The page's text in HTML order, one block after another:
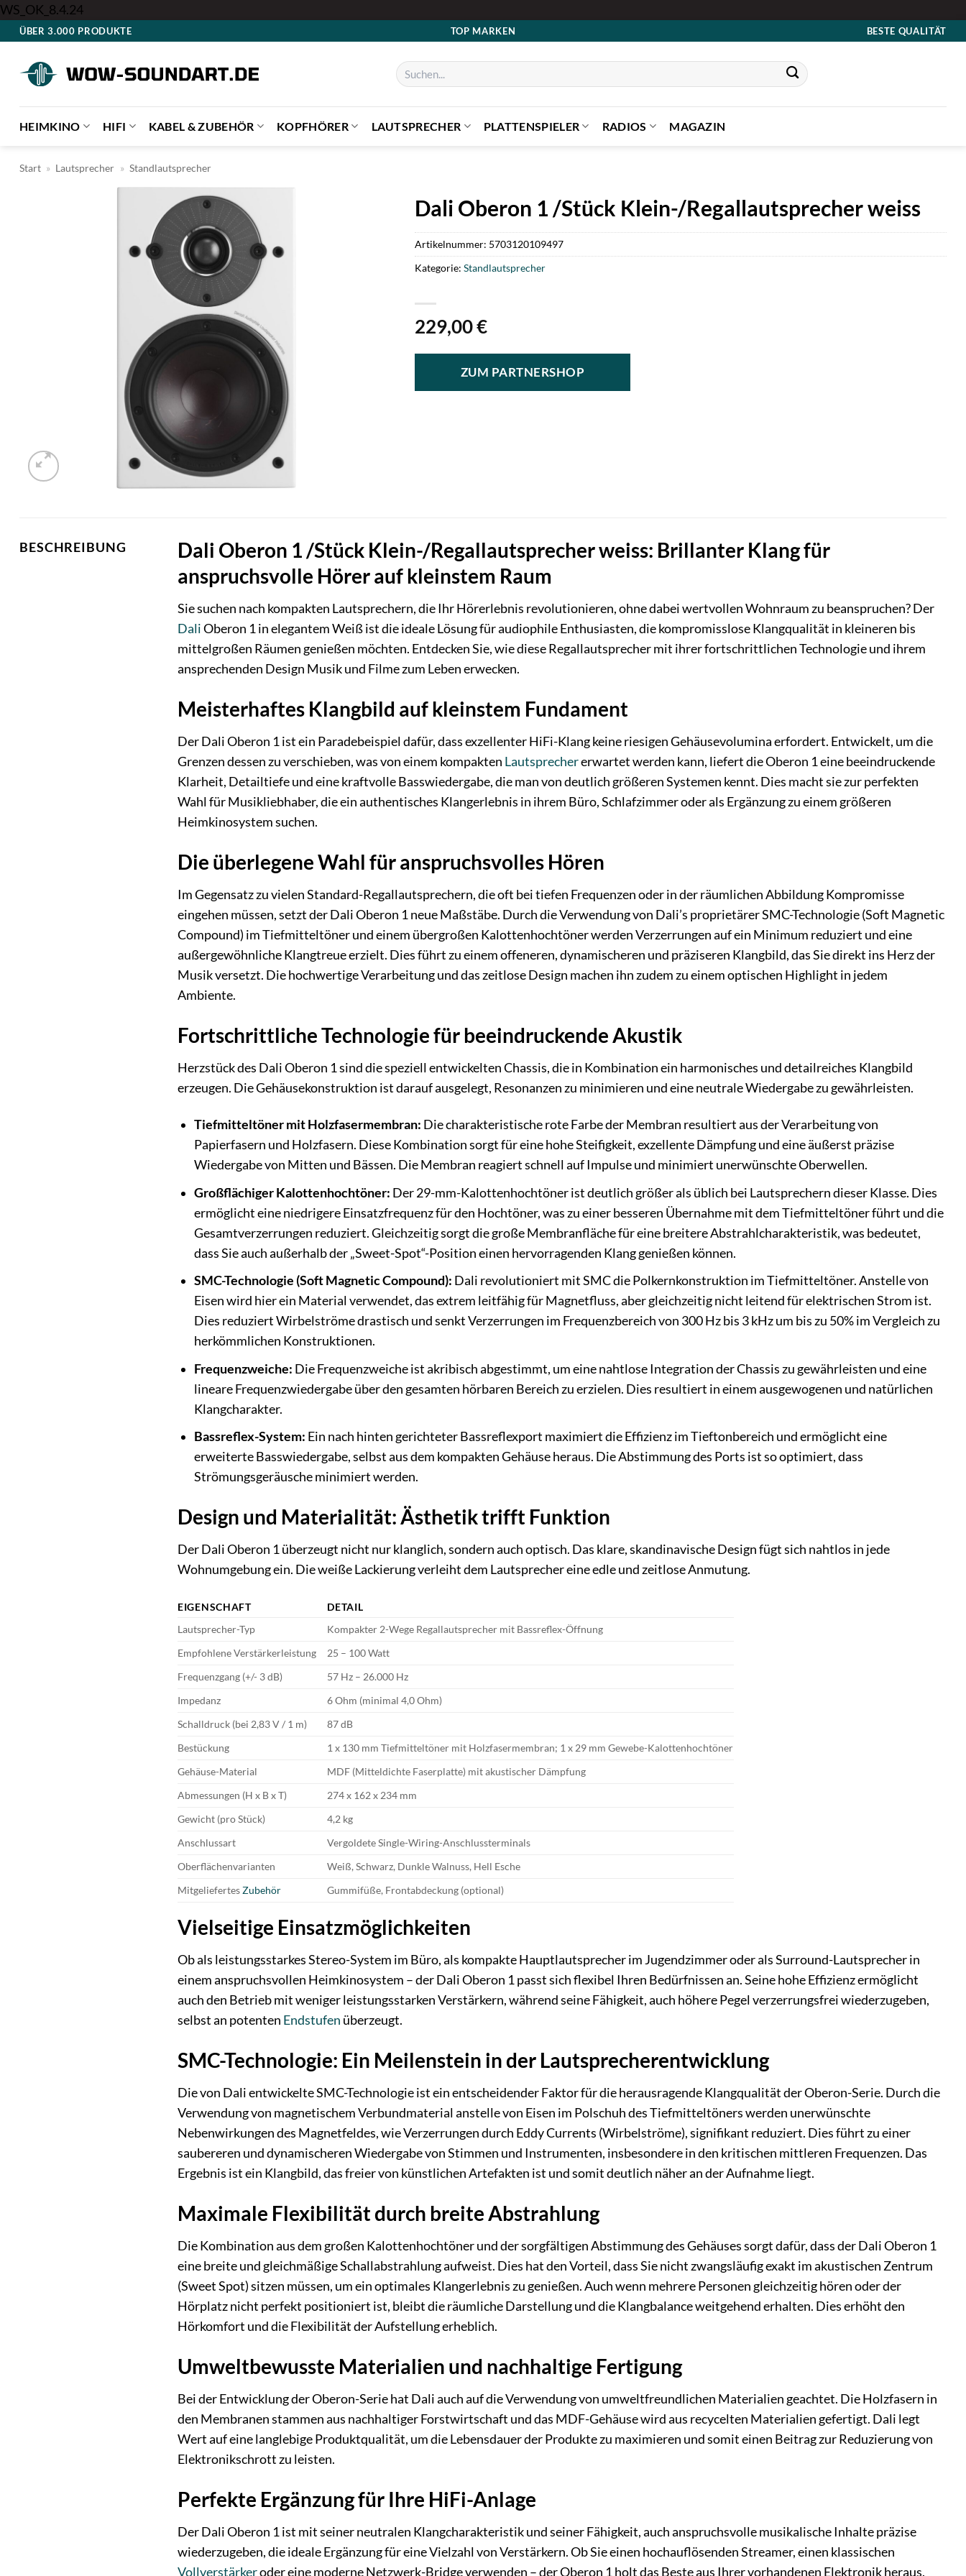
WS_OK_8.4.24Zum
Inhalt
ÜBER 3.000 PRODUKTE TOP MARKEN BESTE QUALITÄT
Suchen
nach:
HEIMKINO HIFI KABEL & ZUBEHÖR KOPFHÖRER LAUTSPRECHER PLATTENSPIELER RADIOS MAGAZIN
Start » Lautsprecher » Standlautsprecher
Dali Oberon 1 /Stück Klein-/Regallautsprecher weiss
229,00€
ZUM PARTNERSHOP
Artikelnummer: 5703120109497
Kategorie: Standlautsprecher
BESCHREIBUNG
Dali Oberon 1 /Stück Klein-/Regallautsprecher weiss: Brillanter Klang für
anspruchsvolle Hörer auf kleinstem Raum
Sie suchen nach kompakten Lautsprechern, die Ihr Hörerlebnis revolutionieren, ohne dabei wertvollen Wohnraum zu beanspruchen? Der
DaliOberon 1 in elegantem Weiß ist die ideale Lösung für audiophile Enthusiasten, die kompromisslose Klangqualität in kleineren bis
mittelgroßen Räumen genießen möchten. Entdecken Sie, wie diese Regallautsprecher mit ihrer fortschrittlichen Technologie und ihrem
ansprechenden Design Musik und Filme zum Leben erwecken.
Meisterhaftes Klangbild auf kleinstem Fundament
Der Dali Oberon 1 ist ein Paradebeispiel dafür, dass exzellenter HiFi-Klang keine riesigen Gehäusevolumina erfordert. Entwickelt, um die
Grenzen dessen zu verschieben, was von einem kompakten Lautsprechererwartet werden kann, liefert die Oberon 1 eine beeindruckende
Klarheit, Detailtiefe und eine kraftvolle Basswiedergabe, die man von deutlich größeren Systemen kennt. Dies macht sie zur perfekten
Wahl für Musikliebhaber, die ein authentisches Klangerlebnis in ihrem Büro, Schlafzimmer oder als Ergänzung zu einem größeren
Heimkinosystem suchen.
Die überlegene Wahl für anspruchsvolles Hören
Im Gegensatz zu vielen Standard-Regallautsprechern, die oft bei tiefen Frequenzen oder in der räumlichen Abbildung Kompromisse
eingehen müssen, setzt der Dali Oberon 1 neue Maßstäbe. Durch die Verwendung von Dali’s proprietärer SMC-Technologie (Soft Magnetic
Compound) im Tiefmitteltöner und einem übergroßen Kalottenhochtöner werden Verzerrungen auf ein Minimum reduziert und eine
außergewöhnliche Klangtreue erzielt. Dies führt zu einem offeneren, dynamischeren und präziseren Klangbild, das Sie direkt ins Herz der
Musik versetzt. Die hochwertige Verarbeitung und das zeitlose Design machen ihn zudem zu einem optischen Highlight in jedem
Ambiente.
Fortschrittliche Technologie für beeindruckende Akustik
Herzstück des Dali Oberon 1 sind die speziell entwickelten Chassis, die in Kombination ein harmonisches und detailreiches Klangbild
erzeugen. Die Gehäusekonstruktion ist darauf ausgelegt, Resonanzen zu minimieren und eine neutrale Wiedergabe zu gewährleisten.
Tiefmitteltöner mit Holzfasermembran: Die charakteristische rote Farbe der Membran resultiert aus der Verarbeitung von
Papierfasern und Holzfasern. Diese Kombination sorgt für eine hohe Steifigkeit, exzellente Dämpfung und eine äußerst präzise
Wiedergabe von Mitten und Bässen. Die Membran reagiert schnell auf Impulse und minimiert unerwünschte Oberwellen.
Großflächiger Kalottenhochtöner: Der 29-mm-Kalottenhochtöner ist deutlich größer als üblich bei Lautsprechern dieser Klasse. Dies
ermöglicht eine niedrigere Einsatzfrequenz für den Hochtöner, was zu einer besseren Übernahme mit dem Tiefmitteltöner führt und die
Gesamtverzerrungen reduziert. Gleichzeitig sorgt die große Membranfläche für eine breitere Abstrahlcharakteristik, was bedeutet,
dass Sie auch außerhalb der „Sweet-Spot“-Position einen hervorragenden Klang genießen können.
SMC-Technologie (Soft Magnetic Compound): Dali revolutioniert mit SMC die Polkernkonstruktion im Tiefmitteltöner. Anstelle von
Eisen wird hier ein Material verwendet, das extrem leitfähig für Magnetfluss, aber gleichzeitig nicht leitend für elektrischen Strom ist.
Dies reduziert Wirbelströme drastisch und senkt Verzerrungen im Frequenzbereich von 300 Hz bis 3 kHz um bis zu 50% im Vergleich zu
herkömmlichen Konstruktionen.
Frequenzweiche: Die Frequenzweiche ist akribisch abgestimmt, um eine nahtlose Integration der Chassis zu gewährleisten und eine
lineare Frequenzwiedergabe über den gesamten hörbaren Bereich zu erzielen. Dies resultiert in einem ausgewogenen und natürlichen
Klangcharakter.
Bassreflex-System: Ein nach hinten gerichteter Bassreflexport maximiert die Effizienz im Tieftonbereich und ermöglicht eine
erweiterte Basswiedergabe, selbst aus dem kompakten Gehäuse heraus. Die Abstimmung des Ports ist so optimiert, dass
Strömungsgeräusche minimiert werden.
Design und Materialität: Ästhetik trifft Funktion
Der Dali Oberon 1 überzeugt nicht nur klanglich, sondern auch optisch. Das klare, skandinavische Design fügt sich nahtlos in jede
Wohnumgebung ein. Die weiße Lackierung verleiht dem Lautsprecher eine edle und zeitlose Anmutung.
EIGENSCHAFT
DETAIL
Lautsprecher-Typ
Kompakter 2-Wege Regallautsprecher mit Bassreflex-Öffnung
Empfohlene Verstärkerleistung
25 – 100 Watt
Frequenzgang (+/- 3 dB)
57 Hz – 26.000 Hz
Impedanz
6 Ohm (minimal 4,0 Ohm)
Schalldruck (bei 2,83 V / 1 m)
87 dB
Bestückung
1 x 130 mm Tiefmitteltöner mit Holzfasermembran; 1 x 29 mm Gewebe-Kalottenhochtöner
Gehäuse-Material
MDF (Mitteldichte Faserplatte) mit akustischer Dämpfung
Abmessungen (H x B x T)
274 x 162 x 234 mm
Gewicht (pro Stück)
4,2 kg
Anschlussart
Vergoldete Single-Wiring-Anschlussterminals
Oberflächenvarianten
Weiß, Schwarz, Dunkle Walnuss, Hell Esche
MitgeliefertesZubehör Gummifüße, Frontabdeckung (optional)
Vielseitige Einsatzmöglichkeiten
Ob als leistungsstarkes Stereo-System im Büro, als kompakte Hauptlautsprecher im Jugendzimmer oder als Surround-Lautsprecher in
einem anspruchsvollen Heimkinosystem – der Dali Oberon 1 passt sich flexibel Ihren Bedürfnissen an. Seine hohe Effizienz ermöglicht
auch den Betrieb mit weniger leistungsstarken Verstärkern, während seine Fähigkeit, auch höhere Pegel verzerrungsfrei wiederzugeben,
selbst an potenten Endstufen überzeugt.
SMC-Technologie: Ein Meilenstein in der Lautsprecherentwicklung
Die von Dali entwickelte SMC-Technologie ist ein entscheidender Faktor für die herausragende Klangqualität der Oberon-Serie. Durch die
Verwendung von magnetischem Verbundmaterial anstelle von Eisen im Polschuh des Tiefmitteltöners werden unerwünschte
Nebenwirkungen des Magnetfeldes, wie Verzerrungen durch Eddy Currents (Wirbelströme), signifikant reduziert. Dies führt zu einer
saubereren und dynamischeren Wiedergabe von Stimmen und Instrumenten, insbesondere in den kritischen mittleren Frequenzen. Das
Ergebnis ist ein Klangbild, das freier von künstlichen Artefakten ist und somit deutlich näher an der Aufnahme liegt.
Maximale Flexibilität durch breite Abstrahlung
Die Kombination aus dem großen Kalottenhochtöner und der sorgfältigen Abstimmung des Gehäuses sorgt dafür, dass der Dali Oberon 1
eine breite und gleichmäßige Schallabstrahlung aufweist. Dies hat den Vorteil, dass Sie nicht zwangsläufig exakt im akustischen Zentrum
(Sweet Spot) sitzen müssen, um ein optimales Klangerlebnis zu genießen. Auch wenn mehrere Personen gleichzeitig hören oder der
Hörplatz nicht perfekt positioniert ist, bleibt die räumliche Darstellung und die Klangbalance weitgehend erhalten. Dies erhöht den
Hörkomfort und die Flexibilität der Aufstellung erheblich.
Umweltbewusste Materialien und nachhaltige Fertigung
Bei der Entwicklung der Oberon-Serie hat Dali auch auf die Verwendung von umweltfreundlichen Materialien geachtet. Die Holzfasern in
den Membranen stammen aus nachhaltiger Forstwirtschaft und das MDF-Gehäuse wird aus recycelten Materialien gefertigt. Dali legt
Wert auf eine langlebige Produktqualität, um die Lebensdauer der Produkte zu maximieren und somit einen Beitrag zur Reduzierung von
Elektronikschrott zu leisten.
Perfekte Ergänzung für Ihre HiFi-Anlage
Der Dali Oberon 1 ist mit seiner neutralen Klangcharakteristik und seiner Fähigkeit, auch anspruchsvolle musikalische Inhalte präzise
wiederzugeben, die ideale Ergänzung für eine Vielzahl von Verstärkern. Ob Sie einen hochauflösenden Streamer, einen klassischen
Vollverstärkeroder eine moderne Netzwerk-Bridge verwenden – der Oberon 1 holt das Beste aus Ihrer vorhandenen Elektronik heraus.